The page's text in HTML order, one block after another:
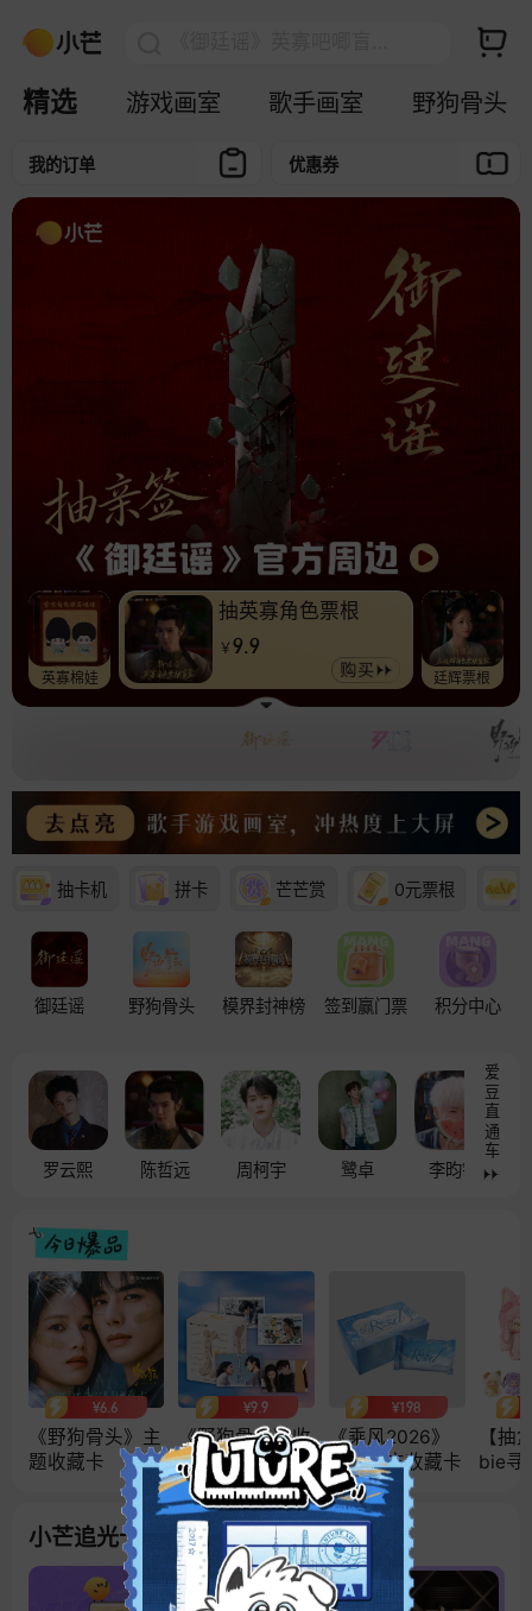
卓沅K.E.Y官周小铺
精选 游戏画室 歌手画室 野狗骨头
我的订单 优惠券
抽英寡角色票根
￥ 9.9
英寡棉娃 廷辉票根
抽卡机 拼卡 芒芒赏 0元票根
御廷谣 野狗骨头 模界封神榜 签到赢门票 积分中心
罗云熙 陈哲远 周柯宇 鹭卓 李昀锐
爱豆直通车
¥6.6
《野狗骨头》主
题收藏卡
¥9.9
《野狗骨头》收
藏色纸盲盒
¥198
《乘风2026》
成风官方收藏卡
【抽
bie寻
小芒追光卡